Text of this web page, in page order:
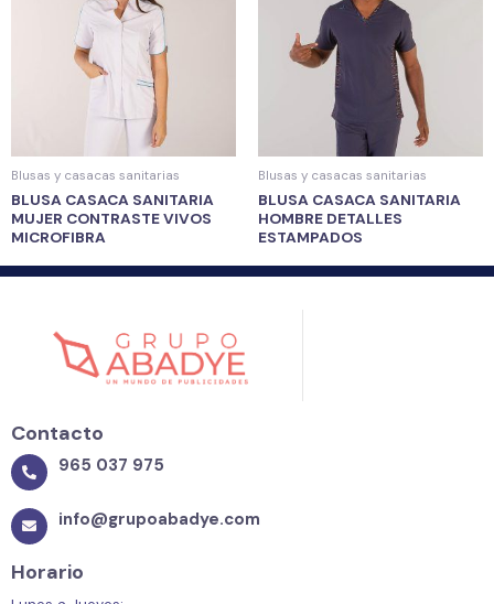
Blusas y casacas sanitarias
BLUSA CASACA SANITARIA
MUJER CONTRASTE VIVOS
MICROFIBRA
Blusas y casacas sanitarias
BLUSA CASACA SANITARIA
HOMBRE DETALLES
ESTAMPADOS
Contacto
965 037 975
info@grupoabadye.com
Horario